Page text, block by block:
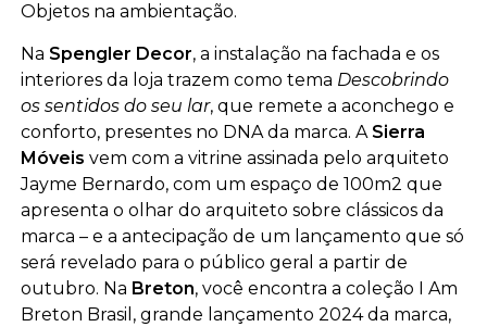
Objetos na ambientação.
Na Spengler Decor, a instalação na fachada e os
interiores da loja trazem como tema Descobrindo
os sentidos do seu lar, que remete a aconchego e
conforto, presentes no DNA da marca. A Sierra
Móveis vem com a vitrine assinada pelo arquiteto
Jayme Bernardo, com um espaço de 100m2 que
apresenta o olhar do arquiteto sobre clássicos da
marca – e a antecipação de um lançamento que só
será revelado para o público geral a partir de
outubro. Na Breton, você encontra a coleção I Am
Breton Brasil, grande lançamento 2024 da marca,